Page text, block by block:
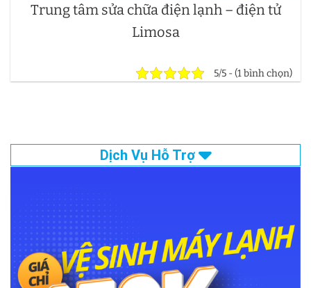
Trung tâm sửa chữa điện lạnh – điện tử
Limosa
5/5 - (1 bình chọn)
Dịch Vụ Hỗ Trợ